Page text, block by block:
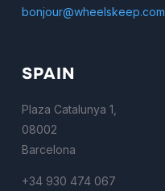
bonjour@wheelskeep.com
SPAIN
Plaza Catalunya 1,
08002
Barcelona
+34 930 474 067